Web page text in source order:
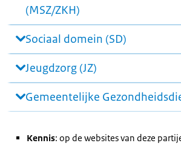
(MSZ/ZKH)
Sociaal domein (SD)
Jeugdzorg (JZ)
Gemeentelijke
Kennis: op de websites van deze